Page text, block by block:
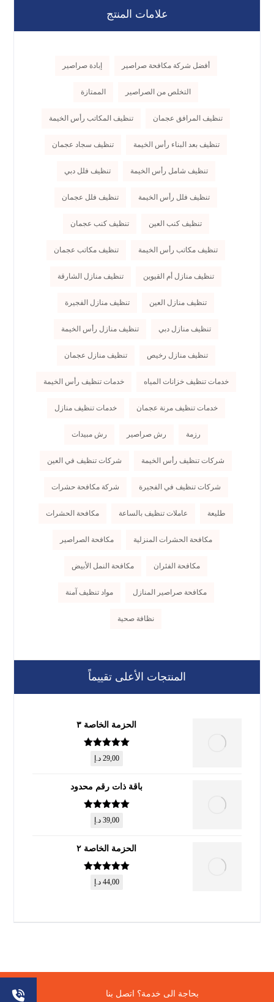
علامات المنتج
أفضل شركة مكافحة صراصير إبادة صراصير
التخلص من الصراصير الممتازة
تنظيف المرافق عجمان تنظيف المكاتب رأس الخيمة
تنظيف بعد البناء رأس الخيمة تنظيف سجاد عجمان
تنظيف شامل رأس الخيمة تنظيف فلل دبي
تنظيف فلل رأس الخيمة تنظيف فلل عجمان
تنظيف كنب العين تنظيف كنب عجمان
تنظيف مكاتب رأس الخيمة تنظيف مكاتب عجمان
تنظيف منازل أم القيوين تنظيف منازل الشارقة
تنظيف منازل العين تنظيف منازل الفجيرة
تنظيف منازل دبي تنظيف منازل رأس الخيمة
تنظيف منازل رخيص تنظيف منازل عجمان
خدمات تنظيف خزانات المياه خدمات تنظيف رأس الخيمة
خدمات تنظيف مرنة عجمان خدمات تنظيف منازل
رزمة رش صراصير رش مبيدات
شركات تنظيف رأس الخيمة شركات تنظيف في العين
شركات تنظيف في الفجيرة شركة مكافحة حشرات
طليعة عاملات تنظيف بالساعة مكافحة الحشرات
مكافحة الحشرات المنزلية مكافحة الصراصير
مكافحة الفئران مكافحة النمل الأبيض
مكافحة صراصير المنازل مواد تنظيف آمنة
نظافة صحية
المنتجات الأعلى تقييماً
الحزمة الخاصة ٣
تم التقييم
من 5
29,00 د.إ
باقة ذات رقم محدود
تم التقييم
من 5
39,00 د.إ
الحزمة الخاصة ٢
تم التقييم
من 5
44,00 د.إ
© حقوق النشر 2026. جميع الحقوق محفوظة.
بحاجة الى خدمة؟ اتصل بنا